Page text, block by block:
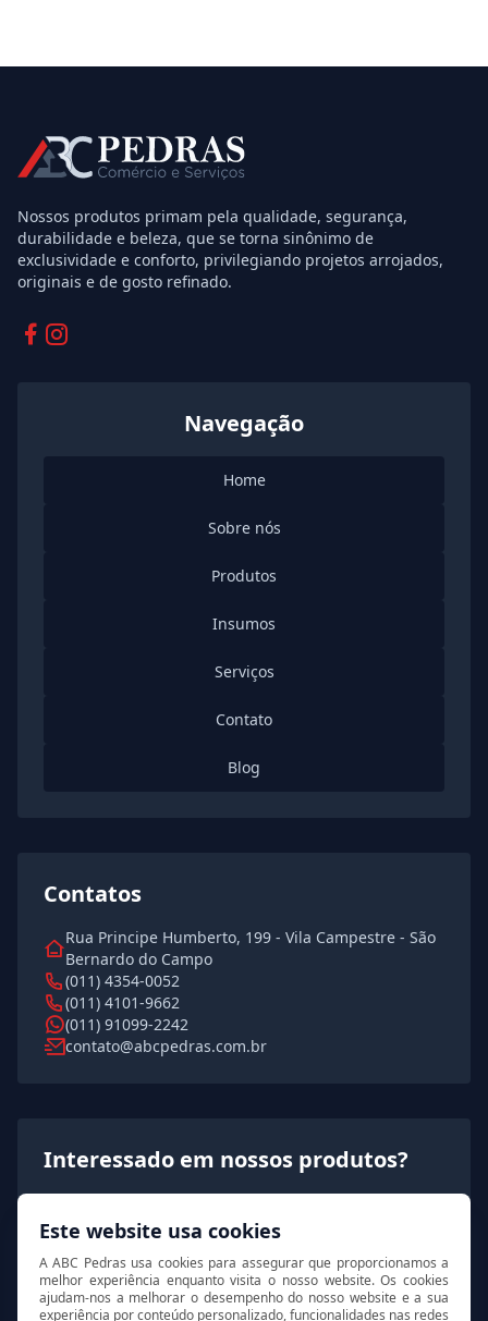
Este website usa cookies
A ABC Pedras usa cookies para assegurar que proporcionamos a
melhor experiência enquanto visita o nosso website. Os cookies
ajudam-nos a melhorar o desempenho do nosso website e a sua
experiência por conteúdo personalizado, funcionalidades nas redes
Nossos produtos primam pela qualidade, segurança,
durabilidade e beleza, que se torna sinônimo de
exclusividade e conforto, privilegiando projetos arrojados,
originais e de gosto refinado.
Facebook
Navegação
Home
Sobre nós
Produtos
Insumos
Serviços
Contato
Blog
Contatos
Rua Principe Humberto, 199 - Vila Campestre - São
Bernardo do Campo
(011) 4354-0052
(011) 4101-9662
(011) 91099-2242
contato@abcpedras.com.br
Interessado em nossos produtos?
Solicitar orçamento